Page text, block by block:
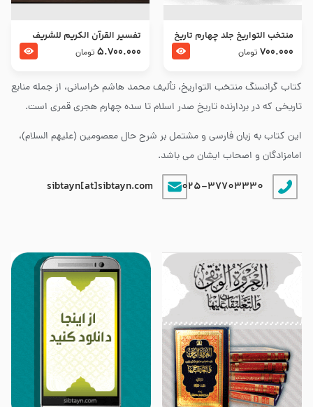
کتاب گرانسنگ منتخب التواريخ، تألیف محمد هاشم خراسانی، از جمله منابع
تاریخی که در بردارنده تاریخ صدر اسلام تا سده چهارم هجری قمری است.
این کتاب به زبان فارسی و مشتمل بر شرح حال معصومین (علیهم السلام)،
امامزادگان و اصحاب ایشان می باشد.
025-37703330
sibtayn[at]sibtayn.com
منتخب التواریخ جلد چهارم تاریخ
امام زین العابدین و امام محمد
700.000 تومان
تفسير القرآن الكريم للشريف
المرتضي قدس سرّه
5.700.000 تومان